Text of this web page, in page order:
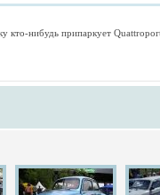
нибудь припаркует